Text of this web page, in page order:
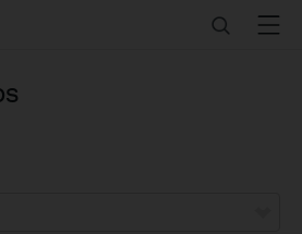
SearchMenu